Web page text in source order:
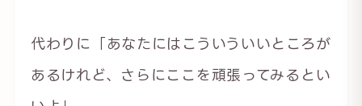
代わりに「あなたにはこういういいところが
あるけれど、さらにここを頑張ってみるとい